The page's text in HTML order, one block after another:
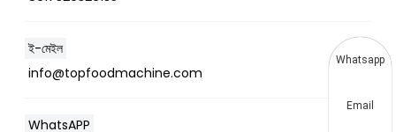
ই-মেইল
info@topfoodmachine.com
WhatsAPP
Whatsapp
Email